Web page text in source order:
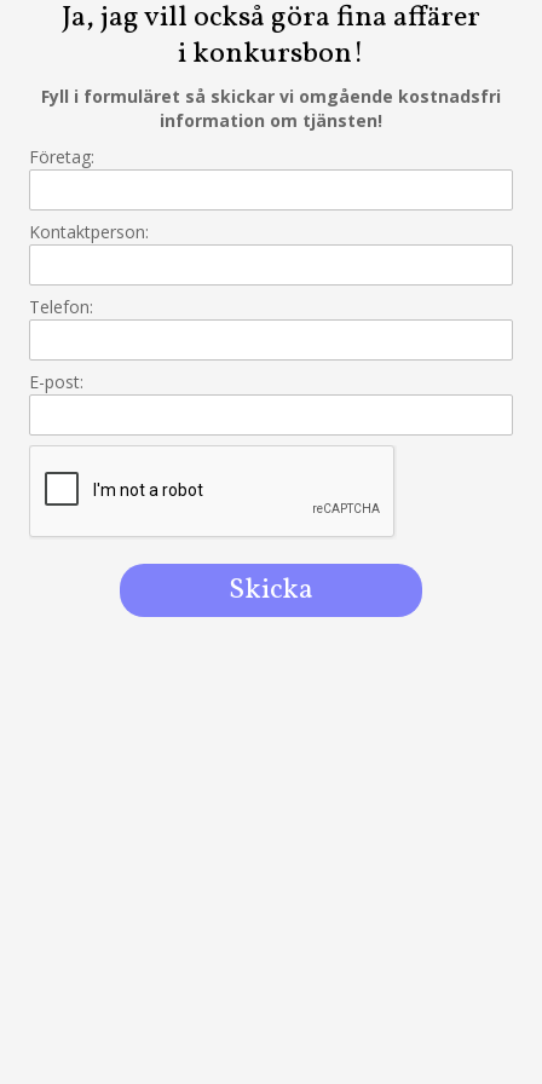
Ja, jag vill också göra fina affärer
i konkursbon!
Fyll i formuläret så skickar vi omgående kostnadsfri
information om tjänsten!
Företag:
Kontaktperson:
Telefon:
E-post: